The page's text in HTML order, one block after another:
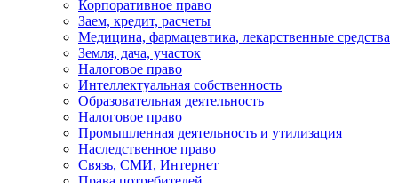
Корпоративное право
Заем, кредит, расчеты
Медицина, фармацевтика, лекарственные средства
Земля, дача, участок
Налоговое право
Интеллектуальная собственность
Образовательная деятельность
Налоговое право
Промышленная деятельность и утилизация
Наследственное право
Связь, СМИ, Интернет